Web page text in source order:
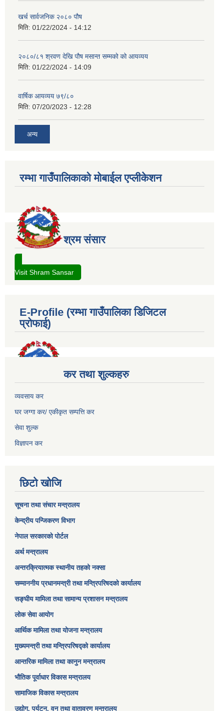
खर्च सार्वजनिक २०८० पौष
मिति: 01/22/2024 - 14:12
२०८०/८१ श्रवण देखि पौष मसान्त सम्मको को आयव्यय
मिति: 01/22/2024 - 14:09
वार्षिक आयव्यय ७९/८०
मिति: 07/20/2023 - 12:28
अन्य
रम्भा गाउँपालिकाको मोबाईल एप्लीकेशन
श्रम संसार
Visit Shram Sansar
E-Profile (रम्भा गाउँपालिका डिजिटल
प्रोफाई)
कर तथा शुल्कहरु
व्यवसाय कर
घर जग्गा कर/ एकीकृत सम्पत्ति कर
सेवा शुल्क
विज्ञापन कर
छिटो खोजि
सूचना तथा संचार मन्त्रालय
केन्द्रीय पन्जिकरण विभाग
नेपाल सरकारको पोर्टल
अर्थ मन्त्रालय
अन्तरक्रियात्मक स्थानीय तहको नक्सा
सम्माननीय प्रधानमन्त्री तथा मन्त्रिपरिषद‌को कार्यालय
सङ्‍घीय मामिला तथा सामान्य प्रशासन मन्त्रालय
लोक सेवा आयोग
आर्थिक मामिला तथा योजना मन्त्रालय​
मुख्यमन्त्री तथा मन्त्रिपरिषद्को कार्यालय
आन्तरिक मामिला तथा कानुन मन्त्रालय
भौतिक पूर्वाधार विकास मन्त्रालय
सामाजिक विकास मन्त्रालय
उद्योग, पर्यटन, वन तथा वातावरण मन्त्रालय